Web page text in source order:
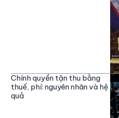
Chính quyền tận thu bằng
thuế, phí: nguyên nhân và hệ
quả